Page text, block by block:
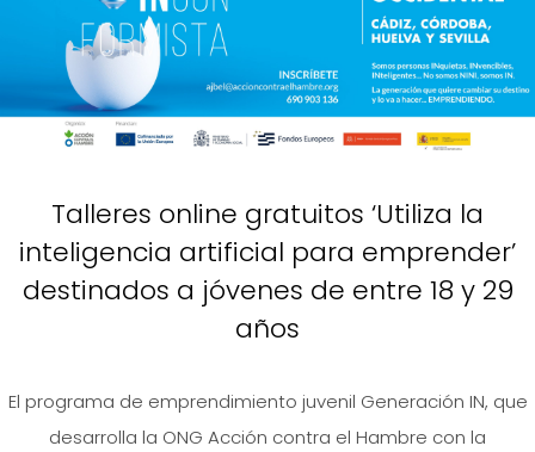
Talleres online gratuitos ‘Utiliza la
inteligencia artificial para emprender’
destinados a jóvenes de entre 18 y 29
años
El programa de emprendimiento juvenil Generación IN, que
desarrolla la ONG Acción contra el Hambre con la